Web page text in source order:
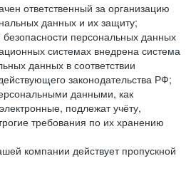
ответственный за организацию
данных и их защиту;
персональных данных
системах внедрена система
данных в соответствии
законодательства РФ;
данными, как
подлежат учёту,
требования по их хранению
компании действует пропускной